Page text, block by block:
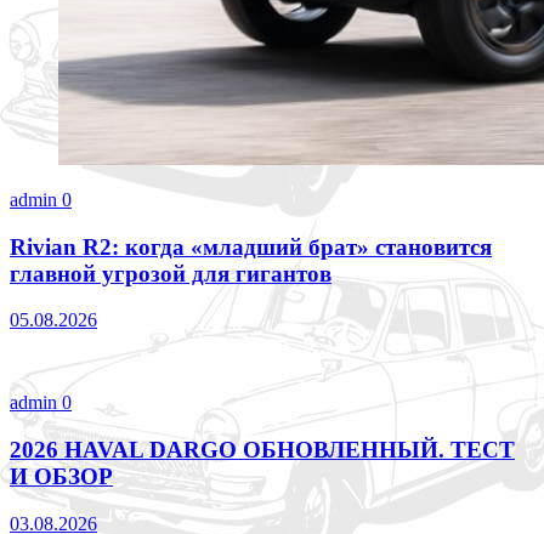
admin 0
Rivian R2: когда «младший брат» становится
главной угрозой для гигантов
05.08.2026
admin0
2026 HAVAL DARGO ОБНОВЛЕННЫЙ. ТЕСТ
И ОБЗОР
03.08.2026